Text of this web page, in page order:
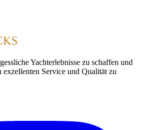
Yachterlebnisse zu schaffen und
Service und Qualität zu